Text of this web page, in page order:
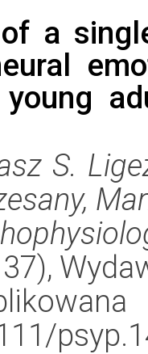
a
S.